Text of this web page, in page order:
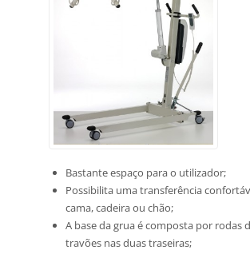
Bastante espaço para o utilizador;
Possibilita uma transferência
cama, cadeira ou chão;
A base da grua é composta por rodas
travões nas duas traseiras;